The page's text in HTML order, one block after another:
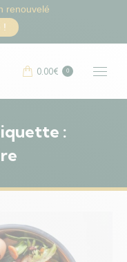
0.00€ 0
:
renouvelé
!